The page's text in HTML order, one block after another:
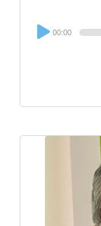
Audio
Player
00:00